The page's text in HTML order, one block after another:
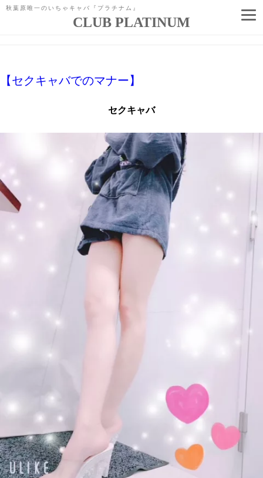
秋葉原唯一のいちゃキャバ『プラチナム』
CLUB PLATINUM
へ
ス
プ
」タグアーカイブ
【セクキャバでのマナー】
セクキャバ